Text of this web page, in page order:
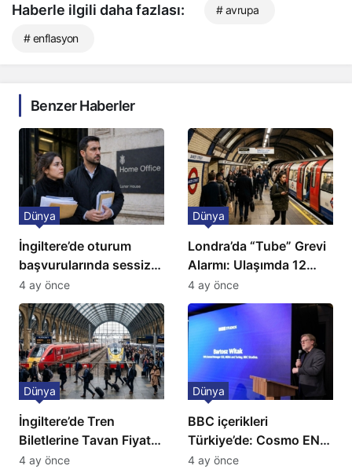
Haberle ilgili daha fazlası: # avrupa
# enflasyon
Benzer Haberler
İngiltere’de oturum
başvurularında sessiz
kriz: Büyükelçilikten
açıklama!
Dünya
4 ay önce
Londra’da “Tube” Grevi
Alarmı: Ulaşımda 12
Günlük Kaos Kapıda
Dünya
4 ay önce
İngiltere’de Tren
Biletlerine Tavan Fiyat:
Ulaşımda Yeni
Dünya
4 ay önce
BBC içerikleri
Türkiye’de: Cosmo EN
ve BBC Player yayında
Dünya
4 ay önce